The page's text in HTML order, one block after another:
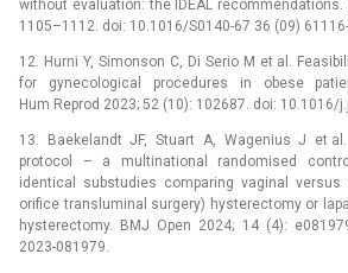
without evaluation: the IDEAL recommendations.
1105–1112. doi: 10.1016/S0140-67 36 (09) 61116-
12. Hurni Y, Simonson C, Di Serio M et al.
for gynecological procedures in obese
Hum Reprod 2023; 52 (10): 102687. doi: 10.1016/
13. Baekelandt JF, Stuart A, Wagenius J et
protocol –⁠ a multinational randomised
identical substudies comparing vaginal versus
orifice transluminal surgery) hysterectomy or
hysterectomy. BMJ Open 2024; 14 (4):
2023-081979.